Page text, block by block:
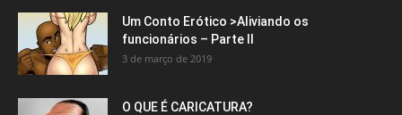
Um Conto Erótico >Aliviando os
funcionários – Parte II
3 de março de 2019
O QUE É CARICATURA?